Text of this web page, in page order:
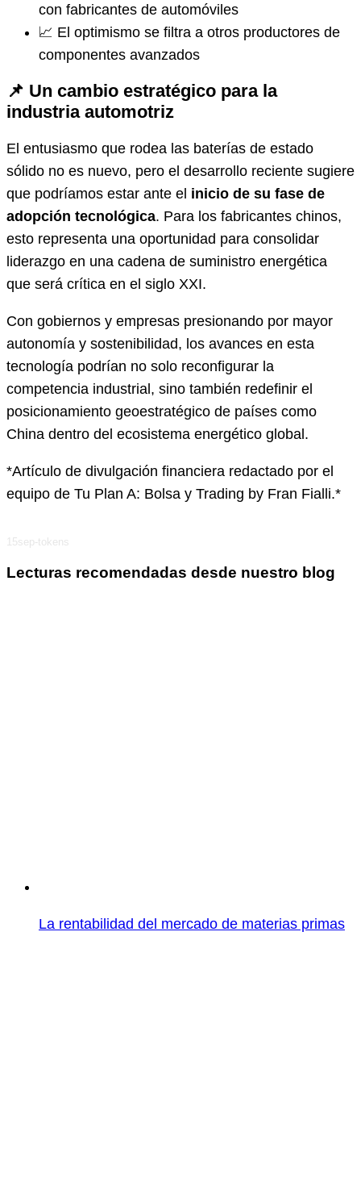
con fabricantes de automóviles
📈 El optimismo se filtra a otros productores de
componentes avanzados
📌 Un cambio estratégico para la
industria automotriz
El entusiasmo que rodea las baterías de estado
sólido no es nuevo, pero el desarrollo reciente sugiere
que podríamos estar ante el inicio de su fase de
adopción tecnológica. Para los fabricantes chinos,
esto representa una oportunidad para consolidar
liderazgo en una cadena de suministro energética
que será crítica en el siglo XXI.
Con gobiernos y empresas presionando por mayor
autonomía y sostenibilidad, los avances en esta
tecnología podrían no solo reconfigurar la
competencia industrial, sino también redefinir el
posicionamiento geoestratégico de países como
China dentro del ecosistema energético global.
*Artículo de divulgación financiera redactado por el
equipo de Tu Plan A: Bolsa y Trading by Fran Fialli.*
15sep-tokens
Lecturas recomendadas desde nuestro blog
La rentabilidad del mercado de materias primas